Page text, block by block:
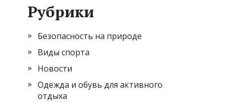
Рубрики
Безопасность на природе
Виды спорта
Новости
Одежда и обувь для активного
отдыха